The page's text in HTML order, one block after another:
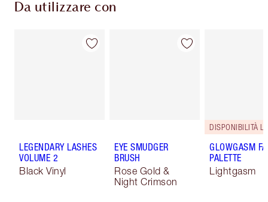
Da utilizzare con
LEGENDARY LASHES
VOLUME 2
Black Vinyl
EYE SMUDGER
BRUSH
Rose Gold &
Night Crimson
DISPONIBILITÀ
GLOWGASM
PALETTE
Lightgasm